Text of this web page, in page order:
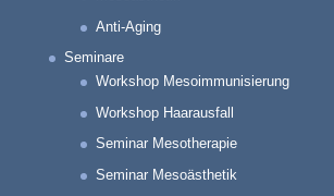
Anti-Aging
Seminare
Workshop Mesoimmunisierung
Workshop Haarausfall
Seminar Mesotherapie
Seminar Mesoästhetik